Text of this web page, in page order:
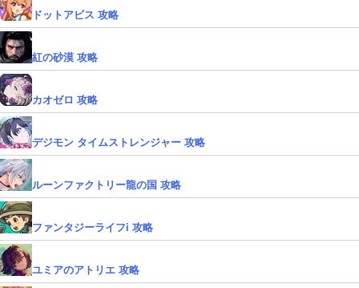
ドットアビス 攻略
紅の砂漠 攻略
カオゼロ 攻略
デジモン タイムストレンジャー 攻略
ルーンファクトリー龍の国 攻略
ファンタジーライフi 攻略
ユミアのアトリエ 攻略